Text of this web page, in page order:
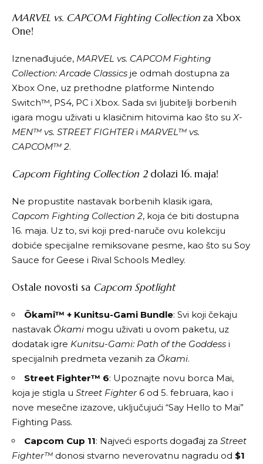
MARVEL vs. CAPCOM Fighting Collection za Xbox
One!
Iznenađujuće, MARVEL vs. CAPCOM Fighting
Collection: Arcade Classics je odmah dostupna za
Xbox One, uz prethodne platforme Nintendo
Switch™, PS4, PC i Xbox. Sada svi ljubitelji borbenih
igara mogu uživati u klasičnim hitovima kao što suX-
MEN™ vs. STREET FIGHTER i MARVEL™ vs.
CAPCOM™ 2.
Capcom Fighting Collection 2dolazi 16. maja!
Ne propustite nastavak borbenih klasik igara,
Capcom Fighting Collection 2, koja će biti dostupna
16. maja. Uz to, svi koji pred-naruče ovu kolekciju
dobiće specijalne remiksovane pesme, kao što su Soy
Sauce for Geese i Rival Schools Medley.
Ostale novosti sa Capcom Spotlight
Ōkami™ + Kunitsu-Gami Bundle: Svi koji čekaju
nastavak Ōkami mogu uživati u ovom paketu, uz
dodatak igre Kunitsu-Gami: Path of the Goddess i
specijalnih predmeta vezanih za Ōkami.
Street Fighter™ 6: Upoznajte novu borca Mai,
koja je stigla u Street Fighter 6 od 5. februara, kao i
nove mesečne izazove, uključujući “Say Hello to Mai”
Fighting Pass.
Capcom Cup 11: Najveći esports događaj za Street
Fighter™ donosi stvarno neverovatnu nagradu od $1